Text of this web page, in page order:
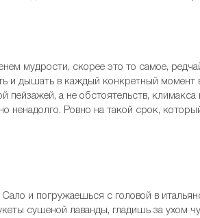
мудрости, скорее это то самое,
и дышать в каждый конкретный момент
а не обстоятельств, климакса
ненадолго. Ровно на такой срок,
и погружаешься с головой в
сушеной лаванды, гладишь за ухом